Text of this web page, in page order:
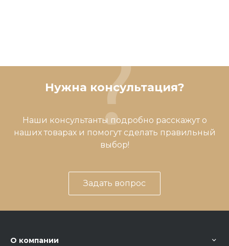
Нужна консультация?
Наши консультанты подробно расскажут о
наших товарах и помогут сделать правильный
выбор!
Задать вопрос
О компании